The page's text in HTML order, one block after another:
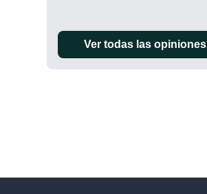
Ver todas las opiniones